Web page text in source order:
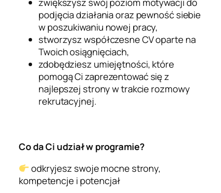
podjęcia działania oraz pewność siebie
w poszukiwaniu nowej pracy,
stworzysz współczesne CV oparte na
Twoich osiągnięciach,
zdobędziesz umiejętności, które
pomogą Ci zaprezentować się z
najlepszej strony w trakcie rozmowy
rekrutacyjnej.
Co da Ci udział w programie?
odkryjesz swoje mocne strony,
kompetencje i potencjał